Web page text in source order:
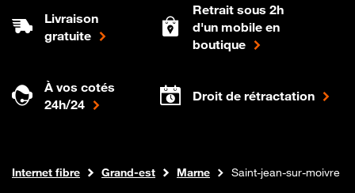
Livraison
gratuite
Retrait sous 2h
d'un mobile en
boutique
À vos cotés
24h/24
Droit de rétractation
Boutique Orange
Internet fibre Grand-est Marne Saint-jean-sur-moivre